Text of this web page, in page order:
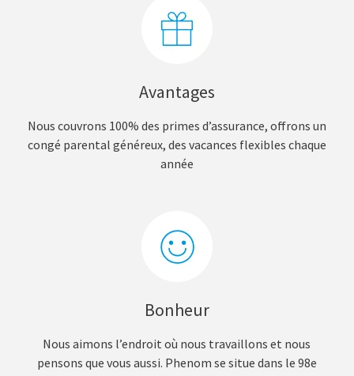
Avantages
Nous couvrons 100% des primes d’assurance, offrons un
congé parental généreux, des vacances flexibles chaque
année
Bonheur
Nous aimons l’endroit où nous travaillons et nous
pensons que vous aussi. Phenom se situe dans le 98e